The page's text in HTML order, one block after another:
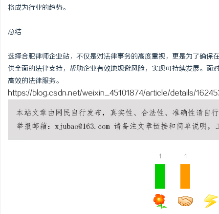
将成为行业的趋势。
总结
选择合肥律师企业站，不仅是对法律事务的高度重视，更是为了确
供全面的法律支持，帮助企业有效地规避风险，实现可持续发展。
高效的法律服务。
https://blog.csdn.net/weixin_45101874/article/details/
1 1